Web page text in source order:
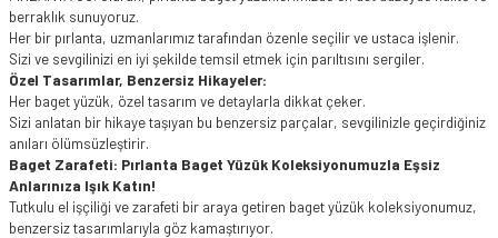
berraklık sunuyoruz.
Her bir pırlanta, uzmanlarımız tarafından özenle seçilir ve ustaca işlenir.
Sizi ve sevgilinizi en iyi şekilde temsil etmek için parıltısını sergiler.
Özel Tasarımlar, Benzersiz Hikayeler:
Her baget yüzük, özel tasarım ve detaylarla dikkat çeker.
Sizi anlatan bir hikaye taşıyan bu benzersiz parçalar, sevgilinizle geçirdiğiniz
anıları ölümsüzleştirir.
Baget Zarafeti: Pırlanta Baget Yüzük Koleksiyonumuzla Eşsiz
Anlarınıza Işık Katın!
Tutkulu el işçiliği ve zarafeti bir araya getiren baget yüzük koleksiyonumuz,
benzersiz tasarımlarıyla göz kamaştırıyor.